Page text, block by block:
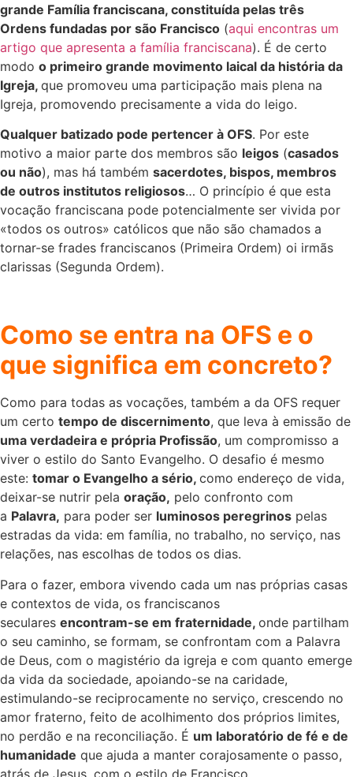
grande Família franciscana, constituída pelas três
Ordens fundadas por são Francisco (aqui encontras um
artigo que apresenta a família franciscana). É de certo
modo o primeiro grande movimento laical da história da
Igreja, que promoveu uma participação mais plena na
Igreja, promovendo precisamente a vida do leigo.
Qualquer batizado pode pertencer à OFS. Por este
motivo a maior parte dos membros são leigos (casados
ou não), mas há também sacerdotes, bispos, membros
de outros institutos religiosos… O princípio é que esta
vocação franciscana pode potencialmente ser vivida por
«todos os outros» católicos que não são chamados a
tornar-se frades franciscanos (Primeira Ordem) oi irmãs
clarissas (Segunda Ordem).
Como se entra na OFS e o
que significa em concreto?
Como para todas as vocações, também a da OFS requer
um certo tempo de discernimento, que leva à emissão de
uma verdadeira e própria Profissão, um compromisso a
viver o estilo do Santo Evangelho. O desafio é mesmo
este: tomar o Evangelho a sério, como endereço de vida,
deixar-se nutrir pela oração, pelo confronto com
a Palavra, para poder ser luminosos peregrinos pelas
estradas da vida: em família, no trabalho, no serviço, nas
relações, nas escolhas de todos os dias.
Para o fazer, embora vivendo cada um nas próprias casas
e contextos de vida, os franciscanos
seculares encontram-se em fraternidade, onde partilham
o seu caminho, se formam, se confrontam com a Palavra
de Deus, com o magistério da igreja e com quanto emerge
da vida da sociedade, apoiando-se na caridade,
estimulando-se reciprocamente no serviço, crescendo no
amor fraterno, feito de acolhimento dos próprios limites,
no perdão e na reconciliação. É um laboratório de fé e de
humanidade que ajuda a manter corajosamente o passo,
atrás de Jesus, com o estilo de Francisco.